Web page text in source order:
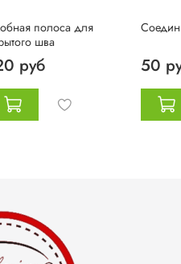
полоса для
шва
руб 50